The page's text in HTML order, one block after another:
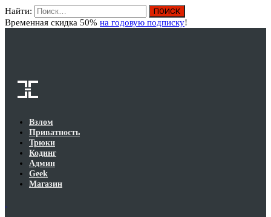
Найти:
Временная скидка 50% на годовую подписку!
Взлом
Приватность
Трюки
Кодинг
Админ
Geek
Магазин